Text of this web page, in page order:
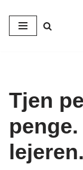
Spring
Tjen
lejeren.